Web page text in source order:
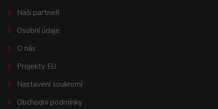
Naši partneři
Osobní údaje
O nás
Projekty EU
Nastavení soukromí
Obchodní podmínky